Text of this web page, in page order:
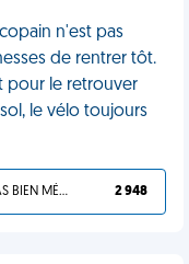
n'est pas
de rentrer tôt.
pour le retrouver
le vélo toujours
TU L'AS BIEN MÉRITÉ 2 948